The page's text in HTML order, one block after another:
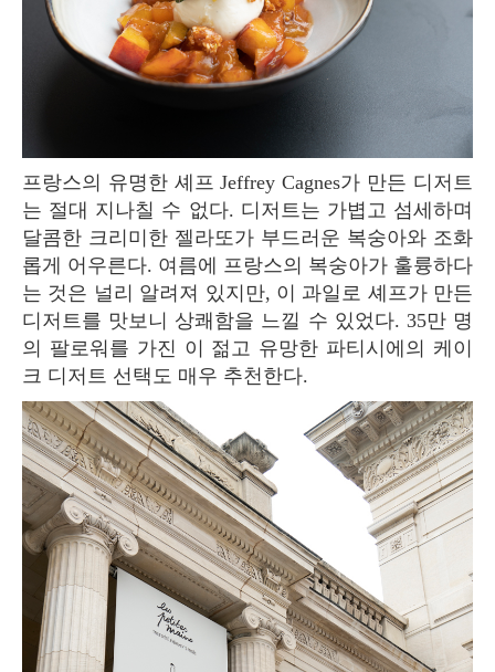
프랑스의 유명한 셰프 Jeffrey Cagnes가 만든 디저트
는 절대 지나칠 수 없다. 디저트는 가볍고 섬세하며
달콤한 크리미한 젤라또가 부드러운 복숭아와 조화
롭게 어우른다. 여름에 프랑스의 복숭아가 훌륭하다
는 것은 널리 알려져 있지만, 이 과일로 셰프가 만든
디저트를 맛보니 상쾌함을 느낄 수 있었다. 35만 명
의 팔로워를 가진 이 젊고 유망한 파티시에의 케이
크 디저트 선택도 매우 추천한다.